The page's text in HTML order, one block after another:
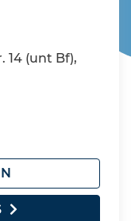
14 (unt Bf),